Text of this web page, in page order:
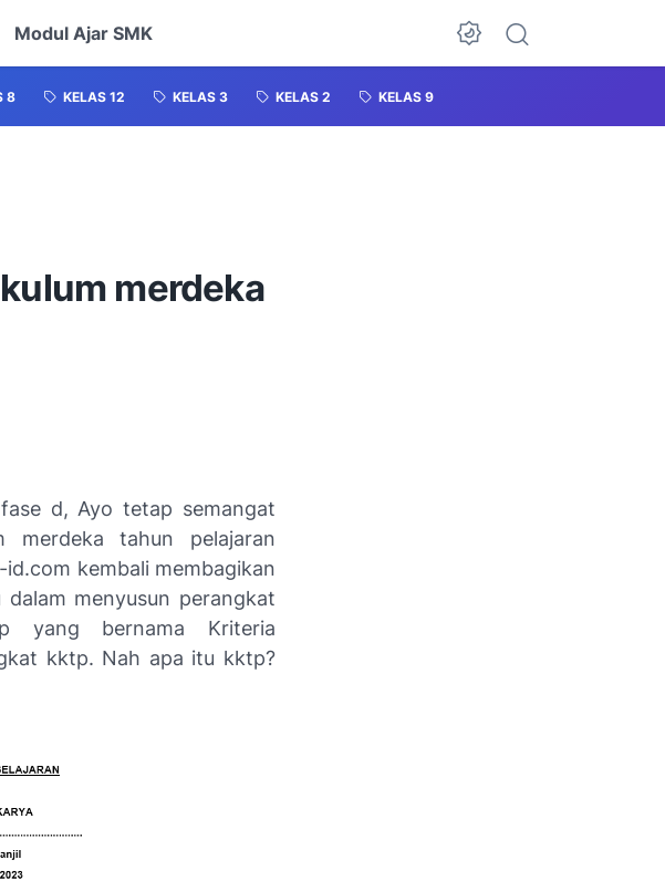
Modul Ajar SMK
8 KELAS 12 KELAS 3 KELAS 2 KELAS 9
merdeka
d, Ayo tetap semangat
merdeka tahun pelajaran
kembali membagikan
menyusun perangkat
yang bernama Kriteria
kktp. Nah apa itu kktp?